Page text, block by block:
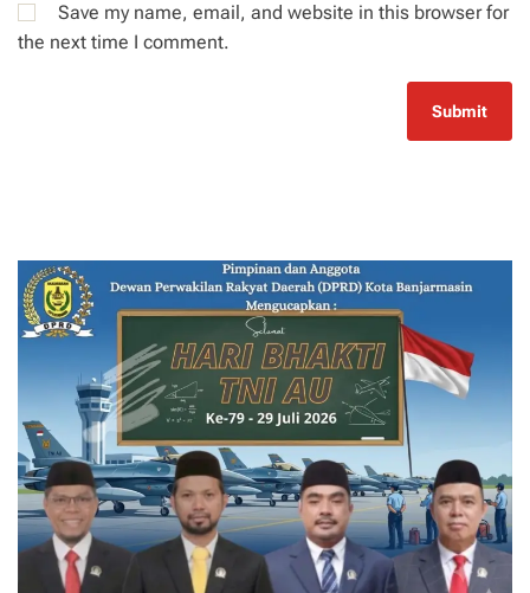
Save my name, email, and website in this browser for
the next time I comment.